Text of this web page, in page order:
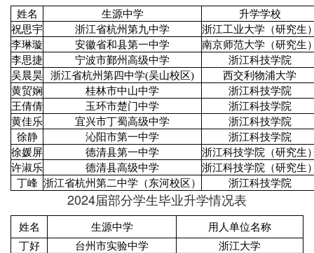
姓名 生源中学
升学学校
祝思宇
浙江省杭州第九中学
浙江工业大学（研究生
李琳璇
安徽省和县第一中学
南京师范大学（研究生
李思捷
宁波市鄞州高级中学
浙江科技学院
吴晨昊
浙江省杭州第四中学(吴山校区)
西交利物浦大学
黄贸娴
桂林市中山中学
浙江科技学院
王倩倩
玉环市楚门中学
浙江科技学院
黄佳乐
宜兴市丁蜀高级中学
浙江科技学院
徐静
沁阳市第一中学
浙江科技学院
徐媛屏
德清县第一中学
浙江科技学院（研究生
许淑乐
德清县高级中学
浙江科技学院（研究生
丁峰 浙江省杭州第二中学（东河校区） 浙江科技学院
2024届部分学生毕业升学情况表
姓名 生源中学
用人单位名称
丁好
台州市实验中学
浙江大学